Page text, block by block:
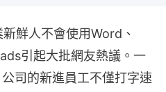
鮮人不會使用Word、
引起大批網友熱議。一
司的新進員工不僅打字速